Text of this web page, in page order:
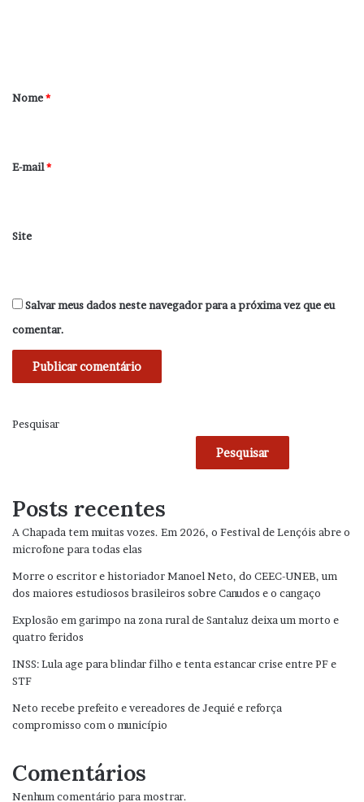
r
*
Nome*
E-mail*
Site
Salvar meus dados neste navegador para a próxima vez que eu
comentar.
Pesquisar
Pesquisar
Posts recentes
A Chapada tem muitas vozes. Em 2026, o Festival de Lençóis abre o
microfone para todas elas
Morre o escritor e historiador Manoel Neto, do CEEC-UNEB, um
dos maiores estudiosos brasileiros sobre Canudos e o cangaço
Explosão em garimpo na zona rural de Santaluz deixa um morto e
quatro feridos
INSS: Lula age para blindar filho e tenta estancar crise entre PF e
STF
Neto recebe prefeito e vereadores de Jequié e reforça
compromisso com o município
Comentários
Nenhum comentário para mostrar.